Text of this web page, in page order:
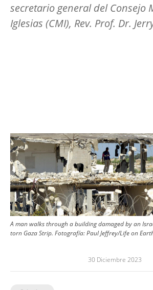
secretario general del Consejo
Iglesias (CMI), Rev. Prof. Dr.
Image
A man walks through a building damaged by an
torn Gaza Strip. Fotografía:Paul Jeffrey/Life on
30 Diciembre 2023